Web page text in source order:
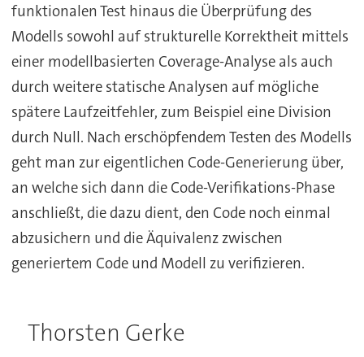
funktionalen Test hinaus die Überprüfung des
Modells sowohl auf strukturelle Korrektheit mittels
einer modellbasierten Coverage-Analyse als auch
durch weitere statische Analysen auf mögliche
spätere Laufzeitfehler, zum Beispiel eine Division
durch Null. Nach erschöpfendem Testen des Modells
geht man zur eigentlichen Code-Generierung über,
an welche sich dann die Code-Verifikations-Phase
anschließt, die dazu dient, den Code noch einmal
abzusichern und die Äquivalenz zwischen
generiertem Code und Modell zu verifizieren.
Thorsten Gerke